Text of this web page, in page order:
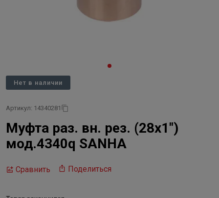
Нет в наличии
Артикул: 14340281
Муфта раз. вн. рез. (28х1")
мод.4340q SANHA
Сравнить Поделиться